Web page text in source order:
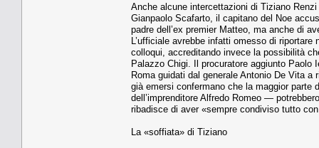
Anche alcune intercettazioni di Tiziano
Gianpaolo Scafarto, il capitano del Noe
padre dell’ex premier Matteo, ma anche di
L’ufficiale avrebbe infatti omesso di
colloqui, accreditando invece la possibilità
Palazzo Chigi. Il procuratore aggiunto
Roma guidati dal generale Antonio De Vita
già emersi confermano che la maggior
dell’imprenditore Alfredo Romeo —
ribadisce di aver «sempre condiviso tutto
La «soffiata» di Tiziano